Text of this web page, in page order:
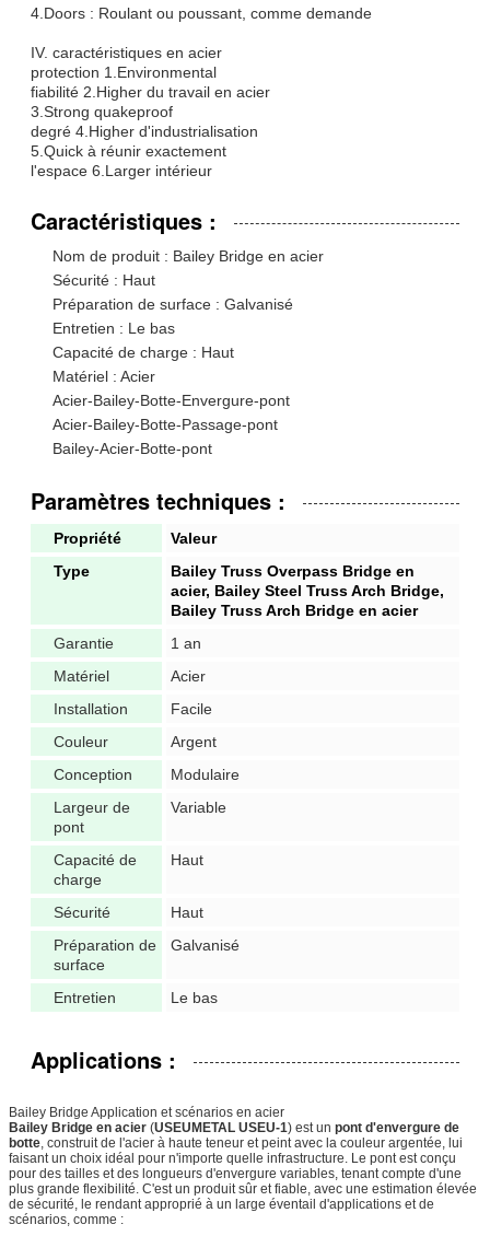
4.Doors : Roulant ou poussant, comme demande
IV. caractéristiques en acier
protection 1.Environmental
fiabilité 2.Higher du travail en acier
3.Strong quakeproof
degré 4.Higher d'industrialisation
5.Quick à réunir exactement
l'espace 6.Larger intérieur
Caractéristiques :
Nom de produit : Bailey Bridge en acier
Sécurité : Haut
Préparation de surface : Galvanisé
Entretien : Le bas
Capacité de charge : Haut
Matériel : Acier
Acier-Bailey-Botte-Envergure-pont
Acier-Bailey-Botte-Passage-pont
Bailey-Acier-Botte-pont
Paramètres techniques :
Propriété
Valeur
Type
Bailey Truss Overpass Bridge en
acier, Bailey Steel Truss Arch Bridge,
Bailey Truss Arch Bridge en acier
Garantie
1 an
Matériel
Acier
Installation
Facile
Couleur
Argent
Conception
Modulaire
Largeur de
pont
Variable
Capacité de
charge
Haut
Sécurité
Haut
Préparation de
surface
Galvanisé
Entretien Le bas
Applications :
Bailey Bridge Application et scénarios en acier
Bailey Bridge en acier (USEUMETAL USEU-1) est un pont d'envergure de
botte, construit de l'acier à haute teneur et peint avec la couleur argentée, lui
faisant un choix idéal pour n'importe quelle infrastructure. Le pont est conçu
pour des tailles et des longueurs d'envergure variables, tenant compte d'une
plus grande flexibilité. C'est un produit sûr et fiable, avec une estimation élevée
de sécurité, le rendant approprié à un large éventail d'applications et de
scénarios, comme :